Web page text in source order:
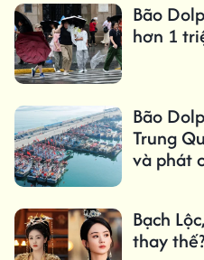
Bão
hơn 1
Bão
Trung
và phát
Bạch
thay thế?